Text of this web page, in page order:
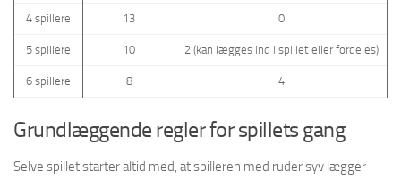
4 spillere 13 0
5 spillere 10 2 (kan lægges ind i spillet eller fordeles)
6 spillere 8 4
Grundlæggende regler for spillets gang
Selve spillet starter altid med, at spilleren med ruder syv lægger